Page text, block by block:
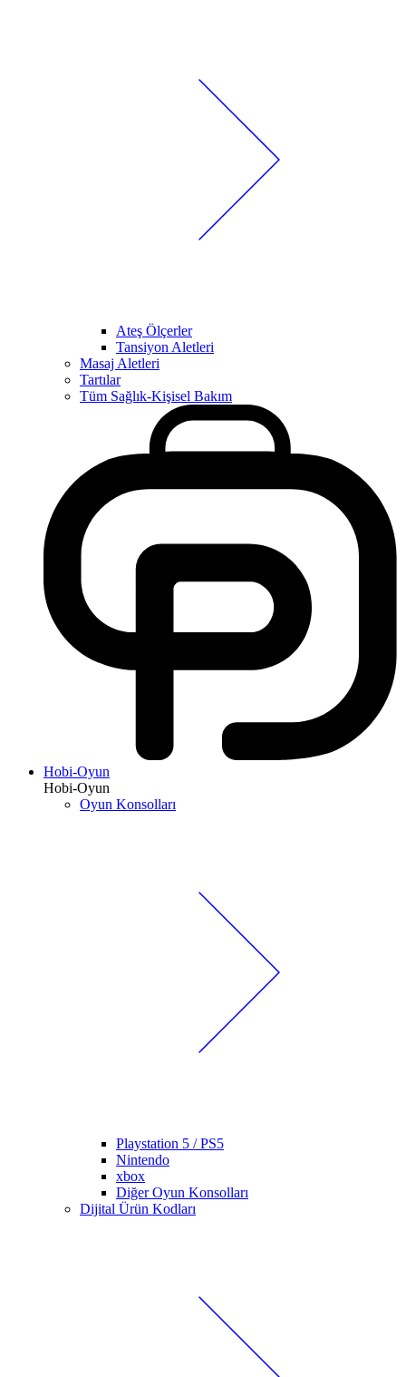
Ateş Ölçerler
Tansiyon Aletleri
Masaj Aletleri
Tartılar
Tüm Sağlık-Kişisel Bakım
Hobi-Oyun
Hobi-Oyun
Oyun Konsolları
Playstation 5 / PS5
Nintendo
xbox
Diğer Oyun Konsolları
Dijital Ürün Kodları